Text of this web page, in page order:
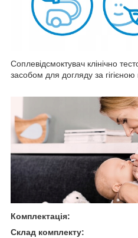
Соплевідсмоктувач клінічно
засобом для догляду за гігієною
Комплектація:
Склад комплекту: